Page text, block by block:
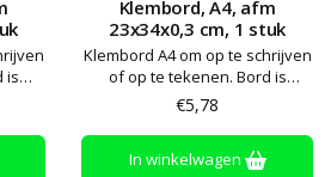
is
Klembord, A4, afm
23x34x0,3 cm, 1 stuk
Klembord A4 om op te schrijven
of op te tekenen. Bord is
voorzien van een zeer sterke
klem
€5,78
In winkelwagen